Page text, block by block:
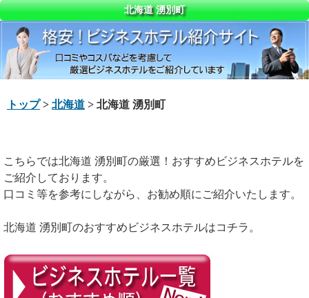
北海道 湧別町
トップ> 北海道 > 北海道 湧別町
こちらでは北海道 湧別町の厳選！おすすめビジネスホテルを
ご紹介しております。
口コミ等を参考にしながら、お勧め順にご紹介いたします。
北海道 湧別町のおすすめビジネスホテルはコチラ。